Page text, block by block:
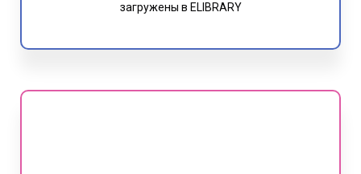
загружены в ELIBRARY